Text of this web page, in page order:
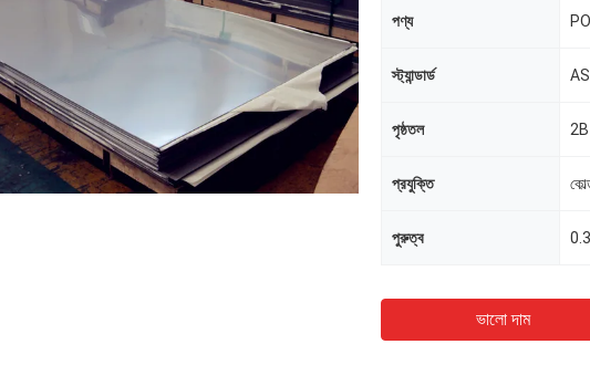
পণ্য
স্ট্যান্ডার্ড
পৃষ্ঠতল
প্রযুক্তি
পুরুত্ব 0.3
ভালো দাম